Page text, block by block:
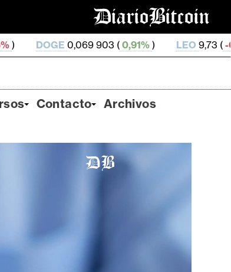
903 ( 0,91%) LEO 9,73 (-0,06%) ZEC
Contacto Archivos